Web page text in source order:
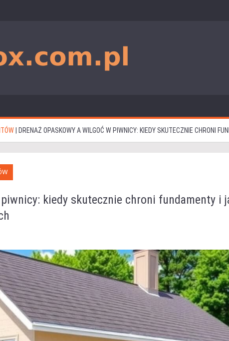
DRENAŻ OPASKOWY A WILGOĆ W PIWNICY: KIEDY SKUTECZNIE CHRONI
kiedy skutecznie chroni fundamenty i